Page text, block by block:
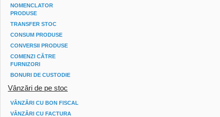
NOMENCLATOR
PRODUSE
TRANSFER STOC
CONSUM PRODUSE
CONVERSII PRODUSE
COMENZI CĂTRE
FURNIZORI
BONURI DE CUSTODIE
Vânzări de pe stoc
VÂNZĂRI CU BON FISCAL
VÂNZĂRI CU FACTURA